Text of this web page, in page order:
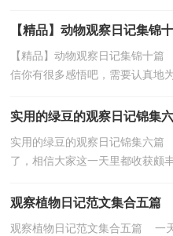
【精品】动物观察日记集锦
【精品】动物观察日记集锦十
信你有很多感悟吧，需要认真地
实用的绿豆的观察日记锦集
实用的绿豆的观察日记锦集六
了，相信大家这一天里都收获颇
观察植物日记范文集合五篇
观察植物日记范文集合五篇 一